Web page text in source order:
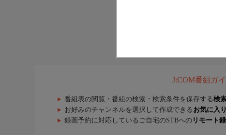
J:COM番組ガ
番組表の閲覧・番組の検索・検索条件を保存する検
お好みのチャンネルを選択して作成できる お気に入
録画予約に対応しているご自宅のSTBへの リモート